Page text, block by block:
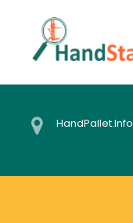
HandPallet.Info